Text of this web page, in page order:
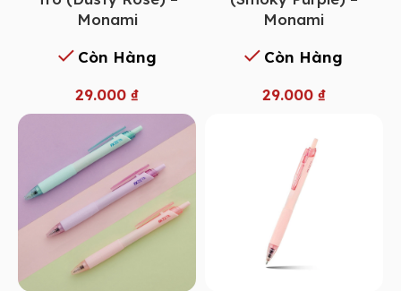
Monami
Còn Hàng
29.000 ₫
Monami
Còn Hàng
29.000 ₫